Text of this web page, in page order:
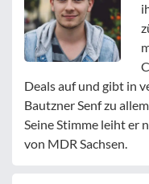
Deals auf und gibt in
Bautzner Senf zu
Seine Stimme leiht er
von MDR Sachsen.